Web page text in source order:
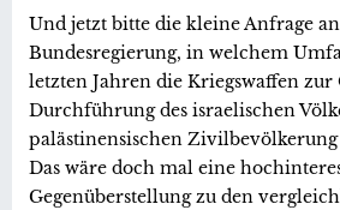
Und jetzt bitte die kleine Anfrage
Bundesregierung, in welchem
letzten Jahren die Kriegswaffen zur
Durchführung des israelischen
palästinensischen
Das wäre doch mal eine
Gegenüberstellung zu den